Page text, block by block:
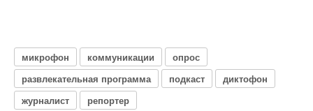
микрофон коммуникации
опрос
развлекательная программа
подкаст
диктофон
журналист
репортер